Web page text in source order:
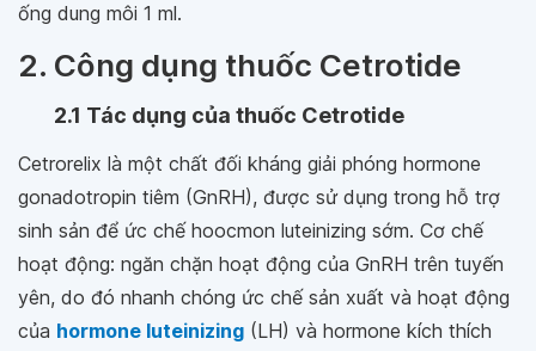
ống dung môi 1 ml.
2. Công dụng thuốc Cetrotide
2.1 Tác dụng của thuốc Cetrotide
Cetrorelix là một chất đối kháng giải phóng hormone
gonadotropin tiêm (GnRH), được sử dụng trong hỗ trợ
sinh sản để ức chế hoocmon luteinizing sớm. Cơ chế
hoạt động: ngăn chặn hoạt động của GnRH trên tuyến
yên, do đó nhanh chóng ức chế sản xuất và hoạt động
của hormone luteinizing (LH) và hormone kích thích